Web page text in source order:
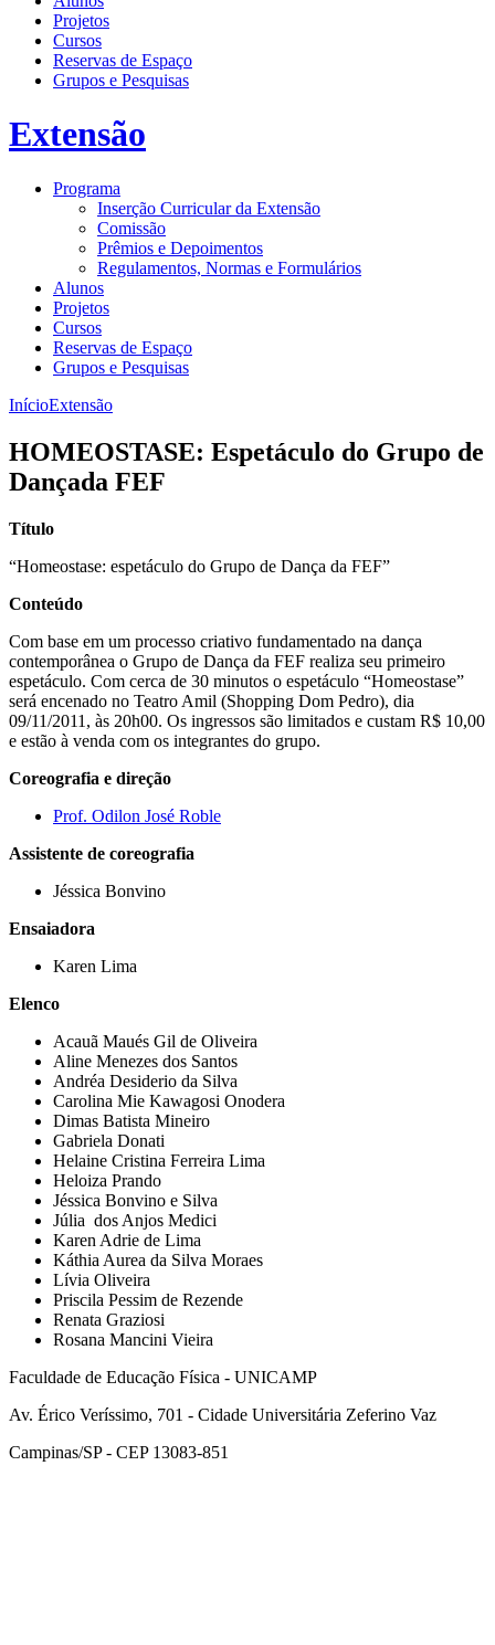
Projetos
Cursos
Reservas de Espaço
Grupos e Pesquisas
Extensão
Programa
Inserção Curricular da Extensão
Comissão
Prêmios e Depoimentos
Regulamentos, Normas e Formulários
Alunos
Projetos
Cursos
Reservas de Espaço
Grupos e Pesquisas
InícioExtensão
HOMEOSTASE: Espetáculo do Grupo de
Dançada FEF
Título
“Homeostase: espetáculo do Grupo de Dança da FEF”
Conteúdo
Com base em um processo criativo fundamentado na dança
contemporânea o Grupo de Dança da FEF realiza seu primeiro
espetáculo. Com cerca de 30 minutos o espetáculo “Homeostase”
será encenado no Teatro Amil (Shopping Dom Pedro), dia
09/11/2011, às 20h00. Os ingressos são limitados e custam R$ 10,00
e estão à venda com os integrantes do grupo.
Coreografia e direção
Prof. Odilon José Roble
Assistente de coreografia
Jéssica Bonvino
Ensaiadora
Karen Lima
Elenco
Acauã Maués Gil de Oliveira
Aline Menezes dos Santos
Andréa Desiderio da Silva
Carolina Mie Kawagosi Onodera
Dimas Batista Mineiro
Gabriela Donati
Helaine Cristina Ferreira Lima
Heloiza Prando
Jéssica Bonvino e Silva
Júlia dos Anjos Medici
Karen Adrie de Lima
Káthia Aurea da Silva Moraes
Lívia Oliveira
Priscila Pessim de Rezende
Renata Graziosi
Rosana Mancini Vieira
Faculdade de Educação Física - UNICAMP
Av. Érico Veríssimo, 701 - Cidade Universitária Zeferino Vaz
Campinas/SP - CEP 13083-851